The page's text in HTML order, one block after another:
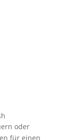
oder
für einen